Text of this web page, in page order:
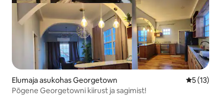
Elumaja asukohas Georgetown
5 (13)
Põgene Georgetowni kiirust ja sagimist!